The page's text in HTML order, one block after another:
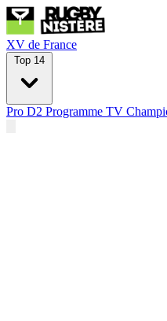
XV de France
Top 14
Pro D2 Programme TV